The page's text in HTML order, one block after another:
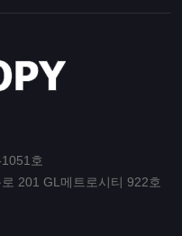
호
201 GL메트로시티 922호